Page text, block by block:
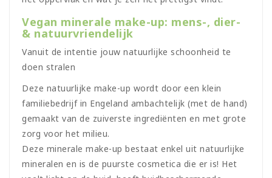
Vegan minerale make-up: mens-, dier-
& natuurvriendelijk
Vanuit de intentie jouw natuurlijke schoonheid te
doen stralen
Deze natuurlijke make-up wordt door een klein
familiebedrijf in Engeland ambachtelijk (met de hand)
gemaakt van de zuiverste ingrediënten en met grote
zorg voor het milieu.
Deze minerale make-up bestaat enkel uit natuurlijke
mineralen en is de puurste cosmetica die er is! Het